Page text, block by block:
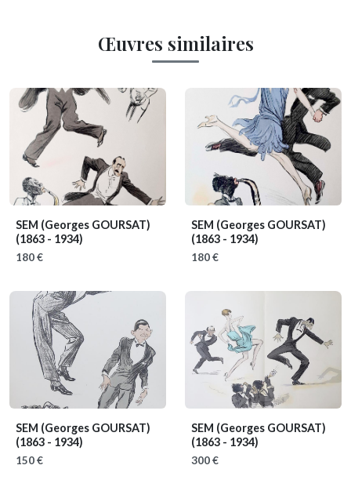
Œuvres similaires
SEM (Georges GOURSAT)
(1863 - 1934)
180 €
SEM (Georges GOURSAT)
(1863 - 1934)
180 €
SEM (Georges GOURSAT)
(1863 - 1934)
150 €
SEM (Georges GOURSAT)
(1863 - 1934)
300 €